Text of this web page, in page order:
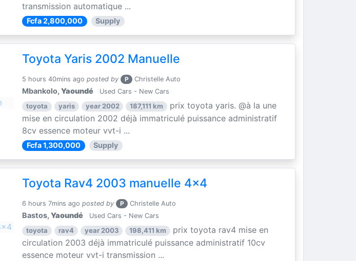
transmission automatique ...
Fcfa 2,800,000 Supply
Toyota Yaris 2002 Manuelle
5 hours 40mins ago posted by P Christelle Auto
Mbankolo,Yaoundé Used Cars - New Cars
toyota yaris year 2002 187,111 km
prix toyota yaris. @à la une
mise en circulation 2002 déjà immatriculé puissance administratif
8cv essence moteur vvt-i ...
Fcfa 1,300,000 Supply
Toyota Rav4 2003 manuelle 4x4
6 hours 7mins ago posted by P Christelle Auto
Bastos,Yaoundé Used Cars - New Cars
toyota rav4 year 2003 198,411 km
prix toyota rav4 mise en
circulation 2003 déjà immatriculé puissance administratif 10cv
essence moteur vvt-i transmission ...